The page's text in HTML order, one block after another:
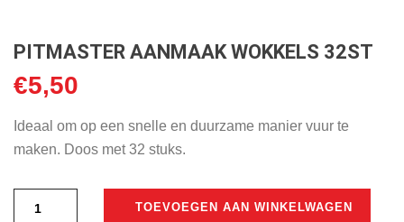
PITMASTER AANMAAK WOKKELS 32ST
€5,50
Ideaal om op een snelle en duurzame manier vuur te
maken. Doos met 32 stuks.
TOEVOEGEN AAN WINKELWAGEN